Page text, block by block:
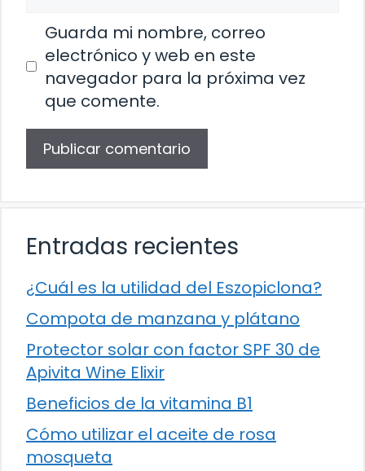
Guarda mi nombre, correo
electrónico y web en este
navegador para la próxima vez
que comente.
Entradas recientes
¿Cuál es la utilidad del Eszopiclona?
Compota de manzana y plátano
Protector solar con factor SPF 30 de
Apivita Wine Elixir
Beneficios de la vitamina B1
Cómo utilizar el aceite de rosa
mosqueta